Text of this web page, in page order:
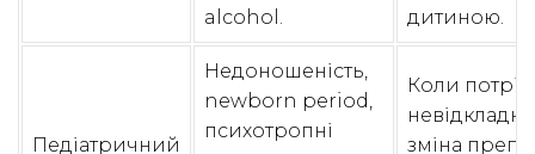
alcohol.
дитиною.
Педіатричний
Недоношеність,
newborn period,
психотропні
Коли
невідкладна
зміна